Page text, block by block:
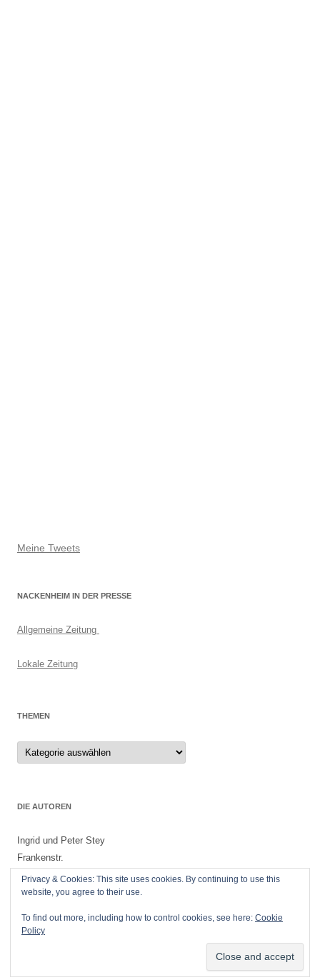
Meine Tweets
NACKENHEIM IN DER PRESSE
Allgemeine Zeitung
Lokale Zeitung
THEMEN
Themen
DIE AUTOREN
Ingrid und Peter Stey
Frankenstr.
55299 Nackenheim
Stolz präsentiert von WordPress
Privacy & Cookies: This site uses cookies. By continuing to use this
website, you agree to their use.
To find out more, including how to control cookies, see here: Cookie
Policy